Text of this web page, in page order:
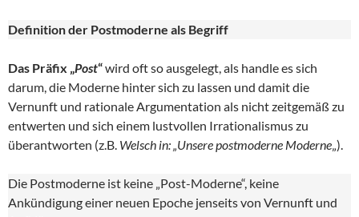
Definition der Postmoderne als Begriff
Das Präfix „Post“wird oft so ausgelegt, als handle es sich
darum, die Moderne hinter sich zu lassen und damit die
Vernunft und rationale Argumentation als nicht zeitgemäß zu
entwerten und sich einem lustvollen Irrationalismus zu
überantworten (z.B. Welsch in: „Unsere postmoderne Moderne„).
Die Postmoderne ist keine „Post-Moderne“, keine
Ankündigung einer neuen Epoche jenseits von Vernunft und